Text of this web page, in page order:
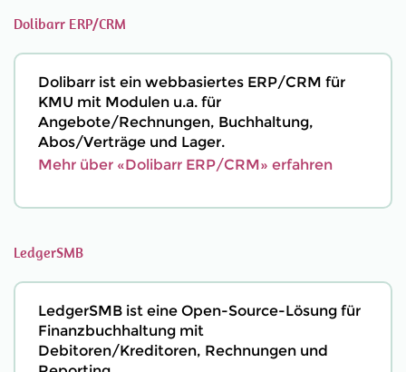
Dolibarr ERP/CRM
Dolibarr ist ein webbasiertes ERP/CRM für
KMU mit Modulen u.a. für
Angebote/Rechnungen, Buchhaltung,
Abos/Verträge und Lager.
Mehr über «Dolibarr ERP/CRM» erfahren
LedgerSMB
LedgerSMB ist eine Open-Source-Lösung für
Finanzbuchhaltung mit
Debitoren/Kreditoren, Rechnungen und